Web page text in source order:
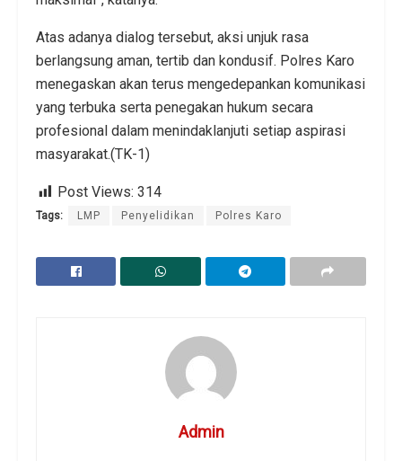
Atas adanya dialog tersebut, aksi unjuk rasa
berlangsung aman, tertib dan kondusif. Polres Karo
menegaskan akan terus mengedepankan komunikasi
yang terbuka serta penegakan hukum secara
profesional dalam menindaklanjuti setiap aspirasi
masyarakat.(TK-1)
Post Views: 314
Tags: LMP Penyelidikan Polres Karo
Admin